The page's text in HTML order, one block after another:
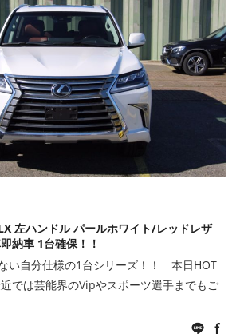
左ハンドル パールホワイト/レッドレザ
納車 1台確保！！
い自分仕様の1台シリーズ！！ 本日HOT
では芸能界のVipやスポーツ選手までもご
LINE